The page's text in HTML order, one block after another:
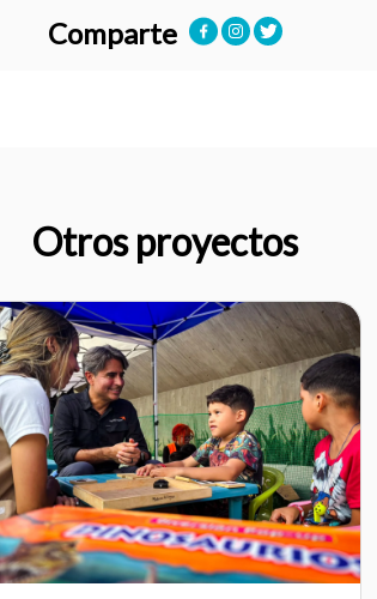
Comparte
Otros proyectos